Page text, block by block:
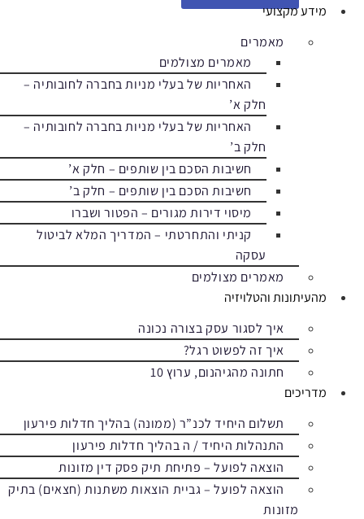
מידע מקצועי
מאמרים
מאמרים מצולמים
האחריות של בעלי מניות בחברה לחובותיה –
חלק א’
האחריות של בעלי מניות בחברה לחובותיה –
חלק ב’
חשיבות הסכם בין שותפים – חלק א’
חשיבות הסכם בין שותפים – חלק ב’
מיסוי דירות מגורים – הפטור ושברו
קניתי והתחרטתי – המדריך המלא לביטול
עסקה
מאמרים מצולמים
מהעיתונות והטלויזיה
איך לסגור עסק בצורה נכונה
איך זה לפשוט רגל?
חתונה מהגיהנום, ערוץ 10
מדריכים
תשלום היחיד לכנ”ר (ממונה) בהליך חדלות פירעון
התנהלות היחיד / ה בהליך חדלות פירעון
הוצאה לפועל – פתיחת תיק פסק דין מזונות
הוצאה לפועל – גביית הוצאות משתנות (חצאים) בתיק
מזונות